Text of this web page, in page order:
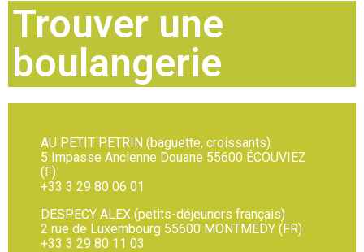
Trouver une
boulangerie
AU PETIT PETRIN (baguette, croissants)
5 Impasse Ancienne Douane 55600 ÉCOUVIEZ
(F)
+33 3 29 80 06 01
DESPECY ALEX (petits-déjeuners français)
2 rue de Luxembourg 55600 MONTMEDY (FR)
+33 3 29 80 11 03